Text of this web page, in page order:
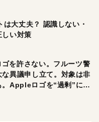
大丈夫？ 認識しない・
しい対策
を許さない。フルーツ警
異議申し立て。対象は非
Appleロゴを“過剰”に守